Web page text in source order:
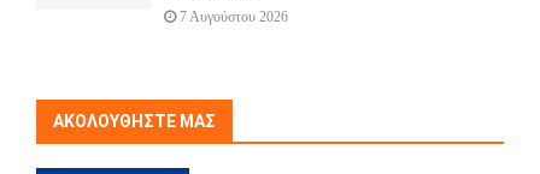
7 Αυγούστου 2026
ΑΚΟΛΟΥΘΉΣΤΕ ΜΑΣ